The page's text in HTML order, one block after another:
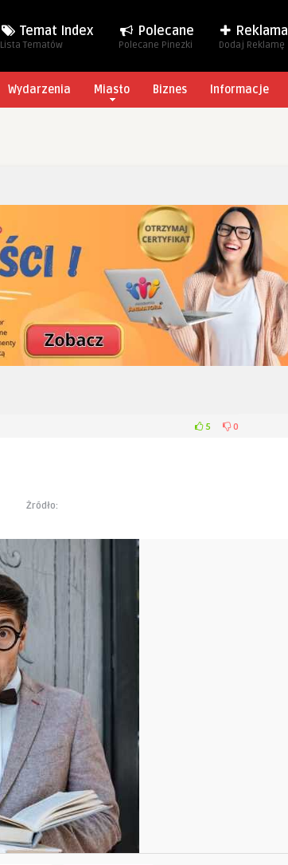
Temat Index
Lista Tematów
Polecane
Polecane Pinezki
Reklama
Dodaj Reklamę
Wydarzenia Miasto Biznes Informacje
5 0
Żródło: